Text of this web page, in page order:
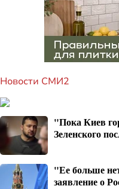
Новости СМИ2
"Пока Киев
Зеленского
"Ее больше
заявление о